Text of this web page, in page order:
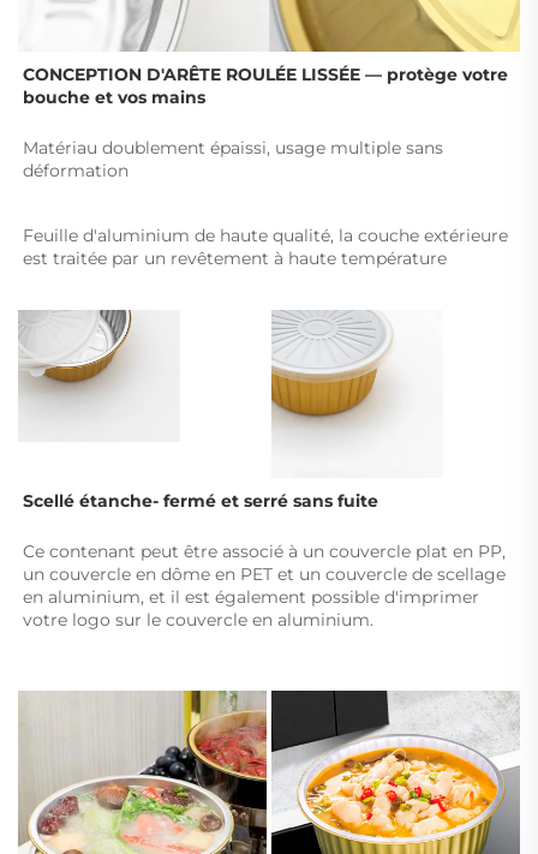
CONCEPTION D'ARÊTE ROULÉE LISSÉE — protège votre
bouche et vos mains
Matériau doublement épaissi, usage multiple sans
déformation
Feuille d'aluminium de haute qualité, la couche extérieure
est traitée par un revêtement à haute température
Scellé étanche- fermé et serré sans fuite
Ce contenant peut être associé à un couvercle plat en PP,
un couvercle en dôme en PET et un couvercle de scellage
en aluminium, et il est également possible d'imprimer
votre logo sur le couvercle en aluminium.